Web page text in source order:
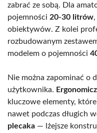
zabrać ze sobą. Dla
pojemności 20-30 litrów
obiektywów. Z kolei
rozbudowanym
modelem o pojemności
Nie można zapominać o
użytkownika.
kluczowe elementy,
nawet podczas długich
plecaka — lżejsze